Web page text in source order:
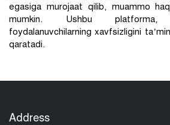
egasiga murojaat qilib, muammo
mumkin. Ushbu
foydalanuvchilarning xavfsizligini
qaratadi.
Address